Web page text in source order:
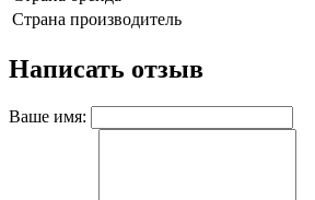
Страна производитель
Написать отзыв
Ваше имя: